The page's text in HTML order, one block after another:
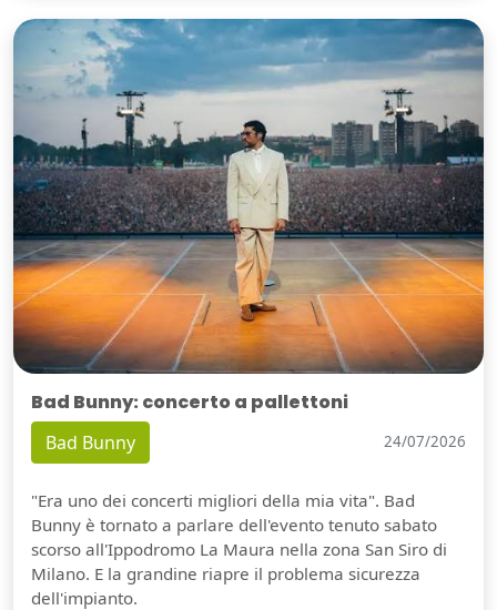
Bad Bunny: concerto a pallettoni
Bad Bunny 24/07/2026
"Era uno dei concerti migliori della mia vita". Bad
Bunny è tornato a parlare dell'evento tenuto sabato
scorso all'Ippodromo La Maura nella zona San Siro di
Milano. E la grandine riapre il problema sicurezza
dell'impianto.